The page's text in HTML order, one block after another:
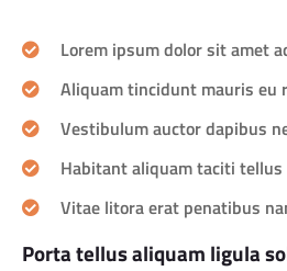
Lorem ipsum dolor sit amet
Aliquam tincidunt mauris eu
Vestibulum auctor dapibus
Habitant aliquam taciti tellus
Vitae litora erat penatibus
Porta tellus aliquam ligula